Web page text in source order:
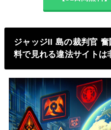
ジャッジII 島の裁判官
料で見れる違法サイトは